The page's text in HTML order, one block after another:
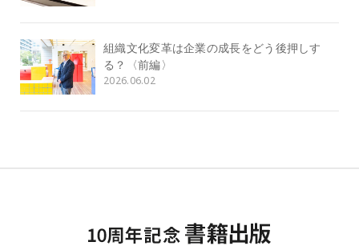
組織文化変革は企業の成長をどう後押しす
る？〈前編〉
2026.06.02